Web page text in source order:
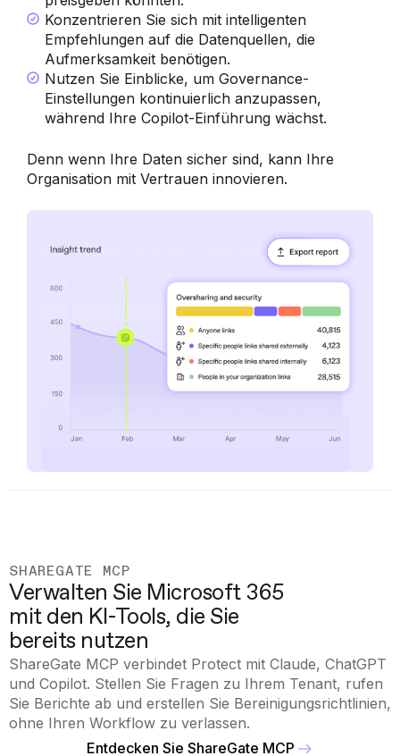
Konzentrieren Sie sich mit intelligenten
Empfehlungen auf die Datenquellen, die
Aufmerksamkeit benötigen.
Nutzen Sie Einblicke, um Governance-
Einstellungen kontinuierlich anzupassen,
während Ihre Copilot-Einführung wächst.
Denn wenn Ihre Daten sicher sind, kann Ihre
Organisation mit Vertrauen innovieren.
SHAREGATE MCP
Verwalten Sie Microsoft 365
mit den KI-Tools, die Sie
bereits nutzen
ShareGate MCP verbindet Protect mit Claude, ChatGPT
und Copilot. Stellen Sie Fragen zu Ihrem Tenant, rufen
Sie Berichte ab und erstellen Sie Bereinigungsrichtlinien,
ohne Ihren Workflow zu verlassen.
Entdecken Sie ShareGate MCP